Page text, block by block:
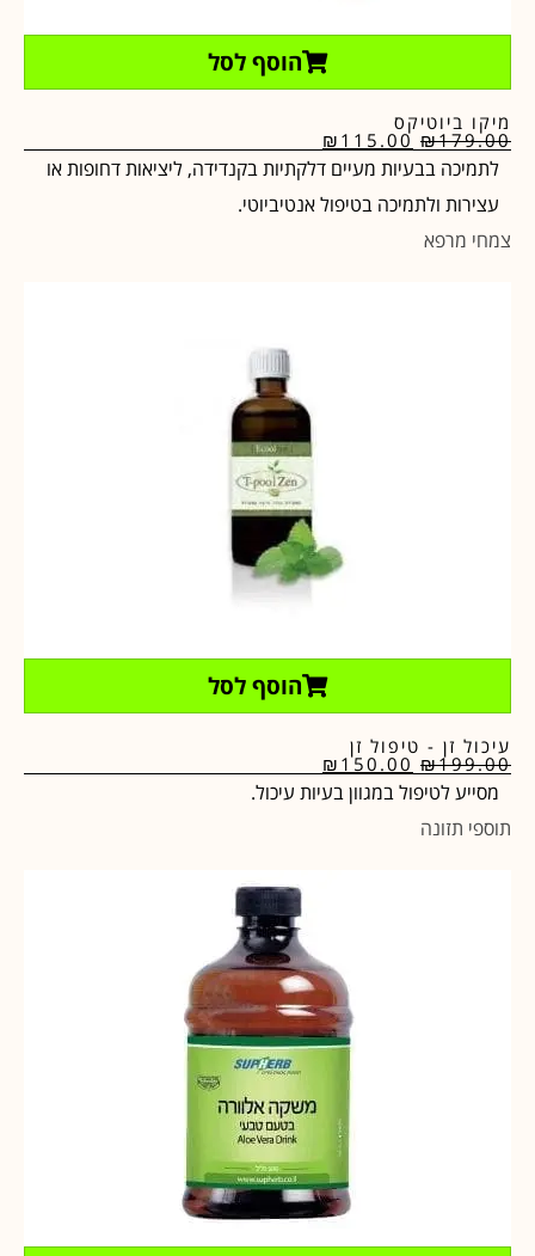
הוסף לסל
מיקו ביוטיקס
₪179.00
₪ 115.00
לתמיכה בבעיות מעיים דלקתיות בקנדידה, ליציאות דחופות או
עצירות ולתמיכה בטיפול אנטיביוטי.
צמחי מרפא
הוסף לסל
עיכול זן - טיפול זן
₪199.00
₪ 150.00
מסייע לטיפול במגוון בעיות עיכול.
תוספי תזונה